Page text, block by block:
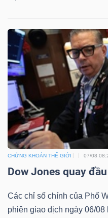
CHỨNG KHOÁN THẾ GIỚI 07/08
Dow Jones quay
Các chỉ số chính của Phố
phiên giao dịch ngày 06/
SẢN
Mã
chứng
khoán
(-)
Tất cả Cổ phiếu
Lãnh
đạo
Tất cả Người nội bộ